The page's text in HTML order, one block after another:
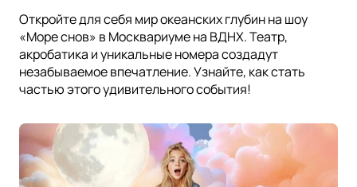
Откройте для себя мир океанских глубин на шоу
«Море снов» в Москвариуме на ВДНХ. Театр,
акробатика и уникальные номера создадут
незабываемое впечатление. Узнайте, как стать
частью этого удивительного события!